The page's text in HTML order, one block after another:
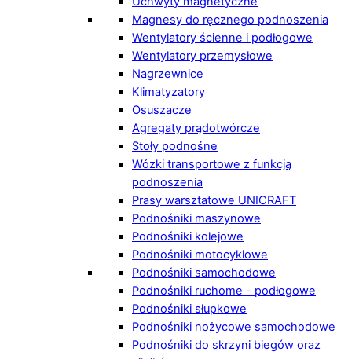
Magnesy do ręcznego podnoszenia
Wentylatory ścienne i podłogowe
Wentylatory przemysłowe
Nagrzewnice
Klimatyzatory
Osuszacze
Agregaty prądotwórcze
Stoły podnośne
Wózki transportowe z funkcją
podnoszenia
Prasy warsztatowe UNICRAFT
Podnośniki maszynowe
Podnośniki kolejowe
Podnośniki motocyklowe
Podnośniki samochodowe
Podnośniki ruchome - podłogowe
Podnośniki słupkowe
Podnośniki nożycowe samochodowe
Podnośniki do skrzyni biegów oraz